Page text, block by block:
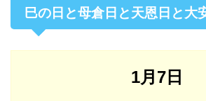
巳の日と母倉日と天恩日と大
1月7日